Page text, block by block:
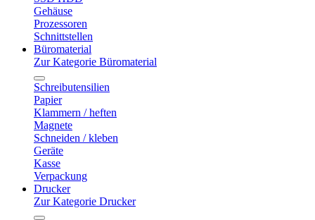
Gehäuse
Prozessoren
Schnittstellen
Büromaterial
Zur Kategorie Büromaterial
Schreibutensilien
Papier
Klammern / heften
Magnete
Schneiden / kleben
Geräte
Kasse
Verpackung
Drucker
Zur Kategorie Drucker